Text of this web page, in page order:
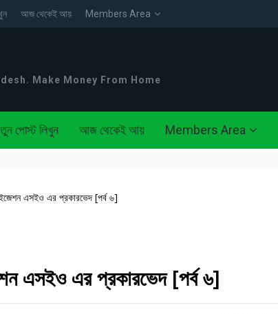
আজ থেকেই আয় Members Area
Make Money From Home
পোস্ট লিখুন আজ থেকেই আয় Members Area
এসইও এর প্রকারভেদ [পর্ব ৬]
এসইও এর প্রকারভেদ [পর্ব ৬]